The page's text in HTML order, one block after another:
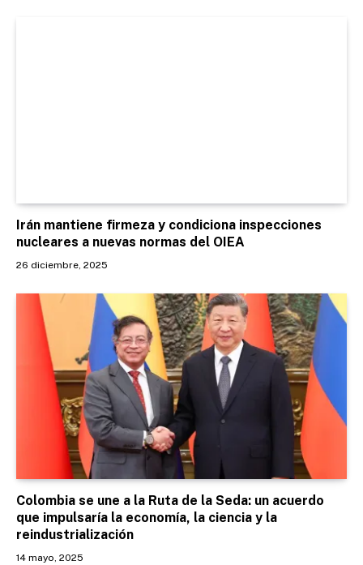
Irán mantiene firmeza y condiciona inspecciones
nucleares a nuevas normas del OIEA
26 diciembre, 2025
Colombia se une a la Ruta de la Seda: un acuerdo
que impulsaría la economía, la ciencia y la
reindustrialización
14 mayo, 2025